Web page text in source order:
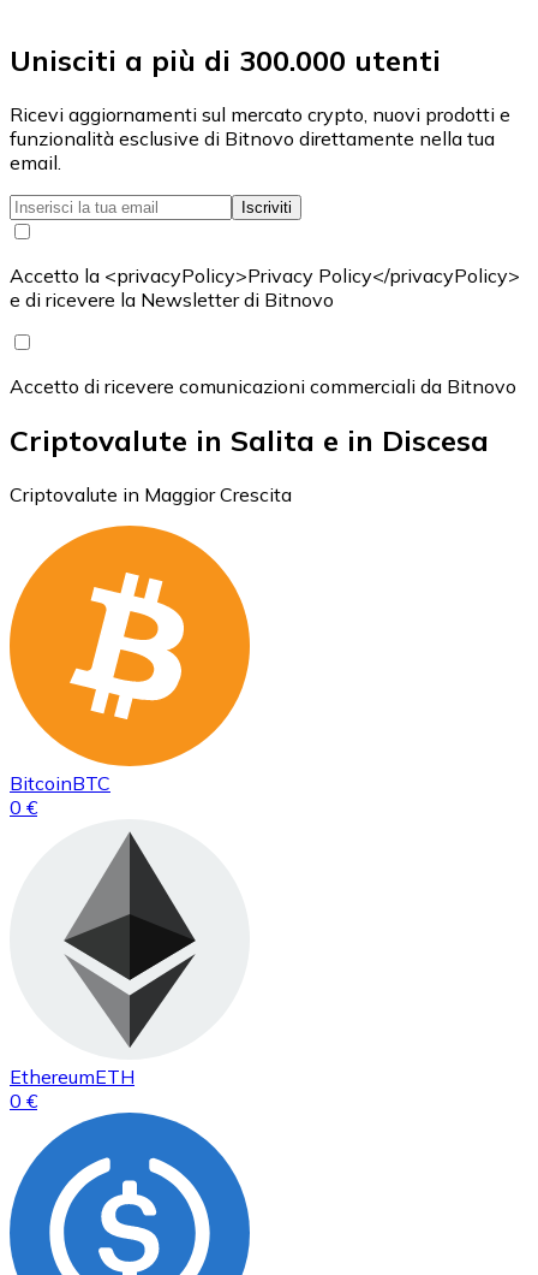
Unisciti a più di 300.000 utenti
Ricevi aggiornamenti sul mercato crypto, nuovi prodotti e
funzionalità esclusive di Bitnovo direttamente nella tua
email.
Iscriviti
Accetto la <privacyPolicy>Privacy Policy</privacyPolicy>
e di ricevere la Newsletter di Bitnovo
Accetto di ricevere comunicazioni commerciali da Bitnovo
Criptovalute in Salita e in Discesa
Criptovalute in Maggior Crescita
BitcoinBTC
0 €
EthereumETH
0 €